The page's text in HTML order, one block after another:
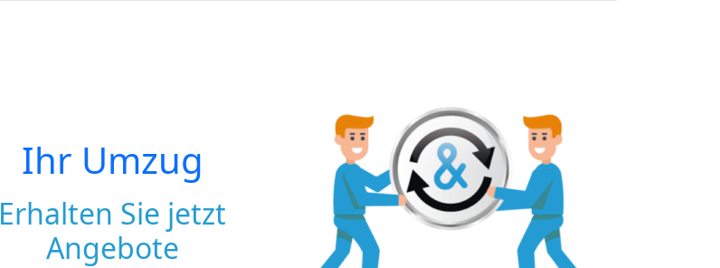
Ihr Umzug
Erhalten Sie jetzt
Angebote